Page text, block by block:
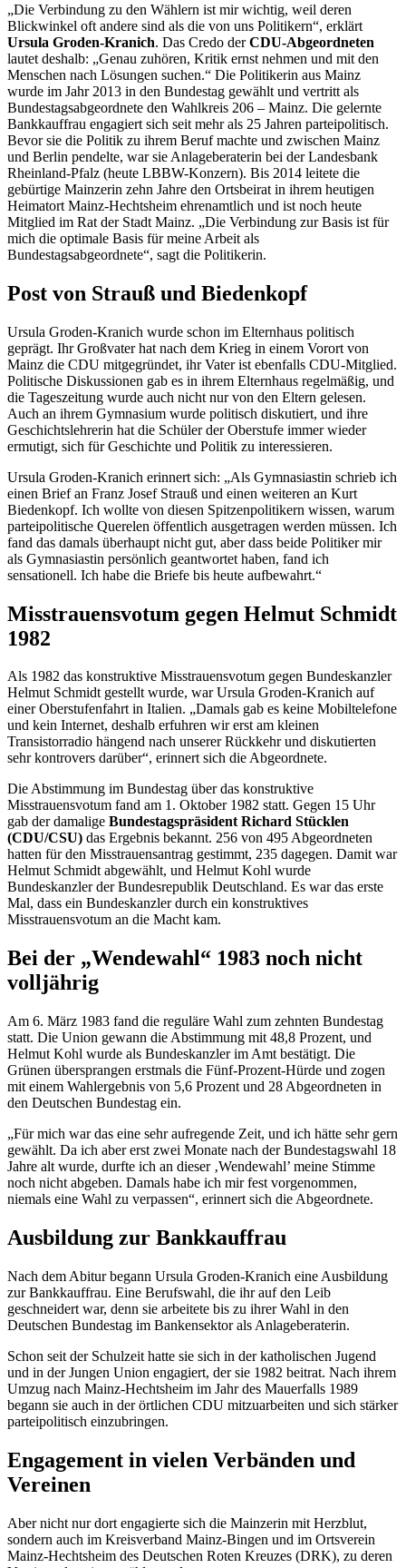
„Die Verbindung zu den Wählern ist mir wichtig, weil deren
Blickwinkel oft andere sind als die von uns Politikern“, erklärt
Ursula Groden-Kranich. Das Credo derCDU-Abgeordneten
lautet deshalb: „Genau zuhören, Kritik ernst nehmen und mit den
Menschen nach Lösungen suchen.“ Die Politikerin aus Mainz
wurde im Jahr 2013 in den Bundestag gewählt und vertritt als
Bundestagsabgeordnete den Wahlkreis 206 – Mainz. Die gelernte
Bankkauffrau engagiert sich seit mehr als 25 Jahren parteipolitisch.
Bevor sie die Politik zu ihrem Beruf machte und zwischen Mainz
und Berlin pendelte, war sie Anlageberaterin bei der Landesbank
Rheinland-Pfalz (heute LBBW-Konzern). Bis 2014 leitete die
gebürtige Mainzerin zehn Jahre den Ortsbeirat in ihrem heutigen
Heimatort Mainz-Hechtsheim ehrenamtlich und ist noch heute
Mitglied im Rat der Stadt Mainz. „Die Verbindung zur Basis ist für
mich die optimale Basis für meine Arbeit als
Bundestagsabgeordnete“, sagt die Politikerin.
Post von Strauß und Biedenkopf
Ursula Groden-Kranich wurde schon im Elternhaus politisch
geprägt. Ihr Großvater hat nach dem Krieg in einem Vorort von
Mainz die CDU mitgegründet, ihr Vater ist ebenfalls CDU-Mitglied.
Politische Diskussionen gab es in ihrem Elternhaus regelmäßig, und
die Tageszeitung wurde auch nicht nur von den Eltern gelesen.
Auch an ihrem Gymnasium wurde politisch diskutiert, und ihre
Geschichtslehrerin hat die Schüler der Oberstufe immer wieder
ermutigt, sich für Geschichte und Politik zu interessieren.
Ursula Groden-Kranich erinnert sich: „Als Gymnasiastin schrieb ich
einen Brief an Franz Josef Strauß und einen weiteren an Kurt
Biedenkopf. Ich wollte von diesen Spitzenpolitikern wissen, warum
parteipolitische Querelen öffentlich ausgetragen werden müssen. Ich
fand das damals überhaupt nicht gut, aber dass beide Politiker mir
als Gymnasiastin persönlich geantwortet haben, fand ich
sensationell. Ich habe die Briefe bis heute aufbewahrt.“
Misstrauensvotum gegen Helmut Schmidt
1982
Als 1982 das konstruktive Misstrauensvotum gegen Bundeskanzler
Helmut Schmidt gestellt wurde, war Ursula Groden-Kranich auf
einer Oberstufenfahrt in Italien. „Damals gab es keine Mobiltelefone
und kein Internet, deshalb erfuhren wir erst am kleinen
Transistorradio hängend nach unserer Rückkehr und diskutierten
sehr kontrovers darüber“, erinnert sich die Abgeordnete.
Die Abstimmung im Bundestag über das konstruktive
Misstrauensvotum fand am 1. Oktober 1982 statt. Gegen 15 Uhr
gab der damalige Bundestagspräsident Richard Stücklen
(CDU/CSU) das Ergebnis bekannt. 256 von 495 Abgeordneten
hatten für den Misstrauensantrag gestimmt, 235 dagegen. Damit war
Helmut Schmidt abgewählt, und Helmut Kohl wurde
Bundeskanzler der Bundesrepublik Deutschland. Es war das erste
Mal, dass ein Bundeskanzler durch ein konstruktives
Misstrauensvotum an die Macht kam.
Bei der „Wendewahl“ 1983 noch nicht
volljährig
Am 6. März 1983 fand die reguläre Wahl zum zehnten Bundestag
statt. Die Union gewann die Abstimmung mit 48,8 Prozent, und
Helmut Kohl wurde als Bundeskanzler im Amt bestätigt. Die
Grünen übersprangen erstmals die Fünf-Prozent-Hürde und zogen
mit einem Wahlergebnis von 5,6 Prozent und 28 Abgeordneten in
den Deutschen Bundestag ein.
„Für mich war das eine sehr aufregende Zeit, und ich hätte sehr gern
gewählt. Da ich aber erst zwei Monate nach der Bundestagswahl 18
Jahre alt wurde, durfte ich an dieser ‚Wendewahl’ meine Stimme
noch nicht abgeben. Damals habe ich mir fest vorgenommen,
niemals eine Wahl zu verpassen“, erinnert sich die Abgeordnete.
Ausbildung zur Bankkauffrau
Nach dem Abitur begann Ursula Groden-Kranich eine Ausbildung
zur Bankkauffrau. Eine Berufswahl, die ihr auf den Leib
geschneidert war, denn sie arbeitete bis zu ihrer Wahl in den
Deutschen Bundestag im Bankensektor als Anlageberaterin.
Schon seit der Schulzeit hatte sie sich in der katholischen Jugend
und in der Jungen Union engagiert, der sie 1982 beitrat. Nach ihrem
Umzug nach Mainz-Hechtsheim im Jahr des Mauerfalls 1989
begann sie auch in der örtlichen CDU mitzuarbeiten und sich stärker
parteipolitisch einzubringen.
Engagement in vielen Verbänden und
Vereinen
Aber nicht nur dort engagierte sich die Mainzerin mit Herzblut,
sondern auch im Kreisverband Mainz-Bingen und im Ortsverein
Mainz-Hechtsheim des Deutschen Roten Kreuzes (DRK), zu deren